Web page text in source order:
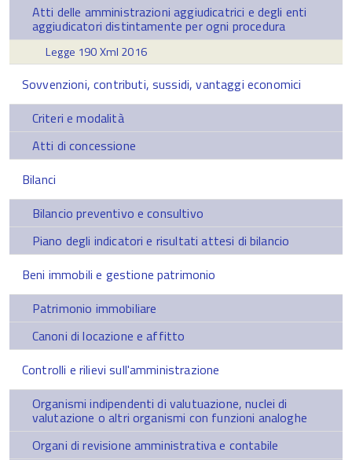
Atti delle amministrazioni aggiudicatrici e degli enti
aggiudicatori distintamente per ogni procedura
Legge 190 Xml 2016
Sovvenzioni, contributi, sussidi, vantaggi economici
Criteri e modalità
Atti di concessione
Bilanci
Bilancio preventivo e consultivo
Piano degli indicatori e risultati attesi di bilancio
Beni immobili e gestione patrimonio
Patrimonio immobiliare
Canoni di locazione e affitto
Controlli e rilievi sull'amministrazione
Organismi indipendenti di valutuazione, nuclei di
valutazione o altri organismi con funzioni analoghe
Organi di revisione amministrativa e contabile